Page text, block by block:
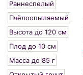
Раннеспелый
Пчёлоопыляемый
Высота до 120 см
Плод до 10 см
Масса до 85 г